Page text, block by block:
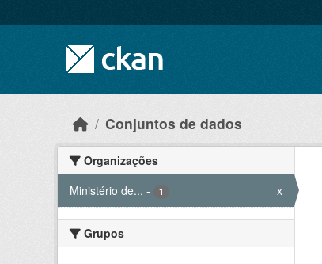
Conjuntos de dados
Organizações
Ministério de... - 1 x
Grupos